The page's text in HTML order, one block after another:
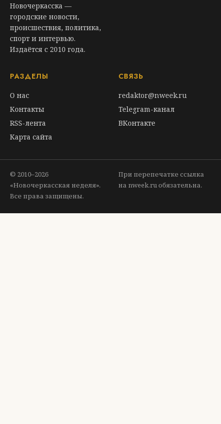
Новочеркасска —
городские новости,
происшествия, политика,
спорт и интервью.
Издаётся с 2010 года.
РАЗДЕЛЫ
О нас
Контакты
RSS-лента
Карта сайта
СВЯЗЬ
redaktor@nweek.ru
Telegram-канал
ВКонтакте
© 2010–2026
«Новочеркасская неделя».
Все права защищены.
При перепечатке ссылка
на nweek.ru обязательна.